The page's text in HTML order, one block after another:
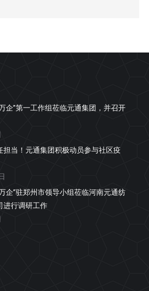
企”第一工作组莅临元通集团，并召开
担当！元通集团积极动员参与社区疫
企”驻郑州市领导小组莅临河南元通纺
进行调研工作